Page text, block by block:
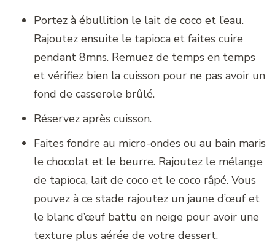
Portez à ébullition le lait de coco et l’eau.
Rajoutez ensuite le tapioca et faites cuire
pendant 8mns. Remuez de temps en temps
et vérifiez bien la cuisson pour ne pas avoir un
fond de casserole brûlé.
Réservez après cuisson.
Faites fondre au micro-ondes ou au bain maris
le chocolat et le beurre. Rajoutez le mélange
de tapioca, lait de coco et le coco râpé. Vous
pouvez à ce stade rajoutez un jaune d’œuf et
le blanc d’œuf battu en neige pour avoir une
texture plus aérée de votre dessert.